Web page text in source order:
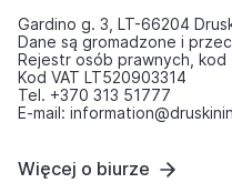
Gardino g. 3, LT-66204
Dane są gromadzone i
Rejestr osób prawnych, kod
Kod VAT LT520903314
Tel. +370 313 51777
E-mail:
Więcej o biurze